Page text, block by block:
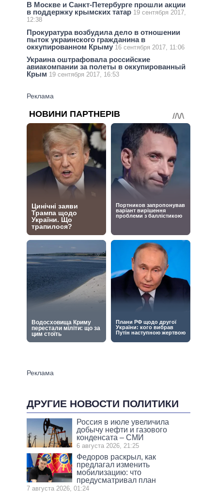
В Москве и Санкт-Петербурге прошли акции
в поддержку крымских татар 19 сентября 2017,
12:38
Прокуратура возбудила дело в отношении
пыток украинского гражданина в
оккупированном Крыму 16 сентября 2017, 11:06
Украина оштрафовала российские
авиакомпании за полеты в оккупированный
Крым 19 сентября 2017, 16:53
ДРУГИЕ НОВОСТИ ПОЛИТИКИ
Россия в июле увеличила
добычу нефти и газового
конденсата – СМИ
6 августа 2026, 21:25
Федоров раскрыл, как
предлагал изменить
мобилизацию: что
предусматривал план
7 августа 2026, 01:24